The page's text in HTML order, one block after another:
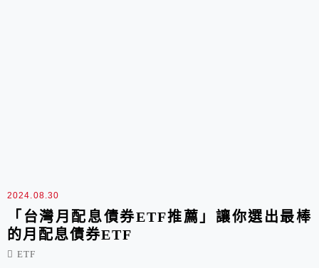
2024.08.30
「台灣月配息債券ETF推薦」讓你選出最棒
的月配息債券ETF
ETF